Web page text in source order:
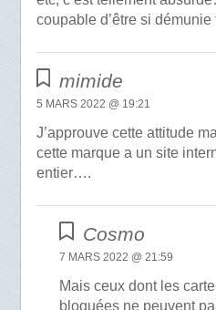
coupable d’être si
mimide
5 MARS 2022 @ 19:21
J’approuve cette attitude
cette marque a un site
entier….
Cosmo
7 MARS 2022 @ 21:59
Mais ceux dont les
bloquées ne peuvent